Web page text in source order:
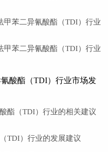
甲苯二异氰酸酯（TDI）行业
甲苯二异氰酸酯（TDI）行业
酸酯（TDI）行业市场发
酯（TDI）行业的相关建议
TDI）行业的发展建议